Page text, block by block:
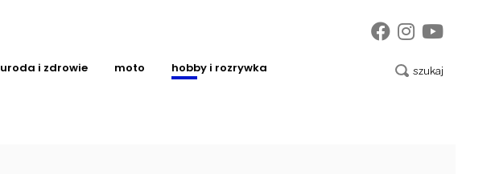
uroda i zdrowie moto hobby i rozrywka